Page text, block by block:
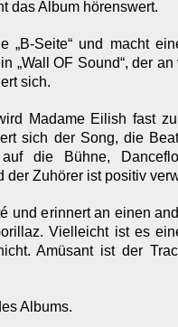
das Album hörenswert.
„B-Seite“ und macht
„Wall OF Sound“, der
sich.
Madame Eilish fast
sich der Song, die
die Bühne,
Zuhörer ist positiv
und erinnert an einen
Vielleicht ist es
Amüsant ist der
Albums.